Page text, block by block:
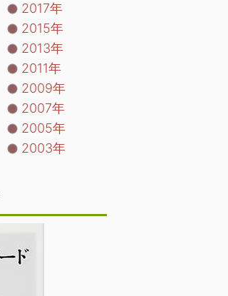
2017年
2015年
2013年
2011年
2009年
2007年
2005年
2003年